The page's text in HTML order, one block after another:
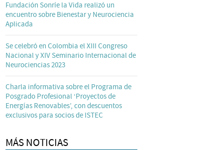
Fundación Sonríe la Vida realizó un
encuentro sobre Bienestar y Neurociencia
Aplicada
Se celebró en Colombia el XIII Congreso
Nacional y XIV Seminario Internacional de
Neurociencias 2023
Charla informativa sobre el Programa de
Posgrado Profesional ‘Proyectos de
Energías Renovables’, con descuentos
exclusivos para socios de ISTEC
MÁS NOTICIAS